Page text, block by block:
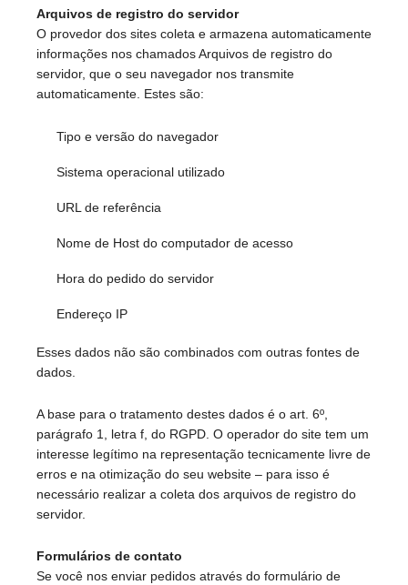
Arquivos de registro do servidor
O provedor dos sites coleta e armazena automaticamente
informações nos chamados Arquivos de registro do
servidor, que o seu navegador nos transmite
automaticamente. Estes são:
Tipo e versão do navegador
Sistema operacional utilizado
URL de referência
Nome de Host do computador de acesso
Hora do pedido do servidor
Endereço IP
Esses dados não são combinados com outras fontes de
dados.
A base para o tratamento destes dados é o art. 6º,
parágrafo 1, letra f, do RGPD. O operador do site tem um
interesse legítimo na representação tecnicamente livre de
erros e na otimização do seu website – para isso é
necessário realizar a coleta dos arquivos de registro do
servidor.
Formulários de contato
Se você nos enviar pedidos através do formulário de